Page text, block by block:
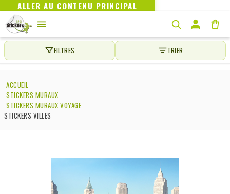
ALLER AU CONTENU PRINCIPAL
FILTRES TRIER
ACCUEIL
STICKERS MURAUX
STICKERS MURAUX VOYAGE
STICKERS VILLES